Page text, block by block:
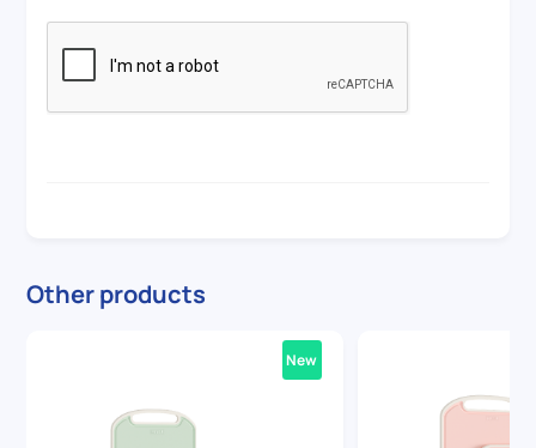
Other products
New